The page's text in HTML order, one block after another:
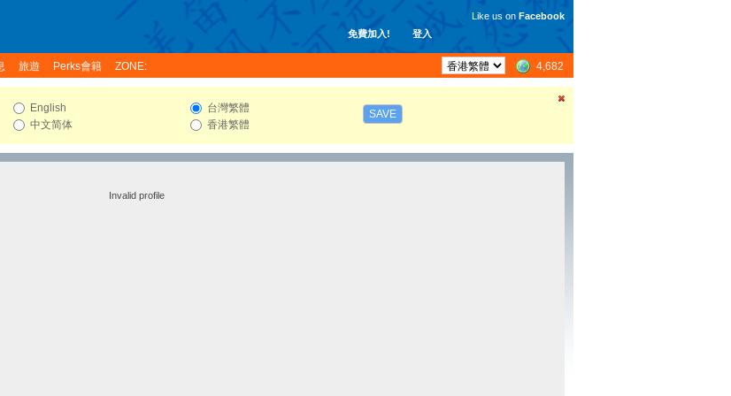
免費加入! 登入
Like us on Facebook
旅遊 Perks會籍 ZONE: 4,682
English
中文简体
台灣繁體
香港繁體
SAVE
Invalid profile